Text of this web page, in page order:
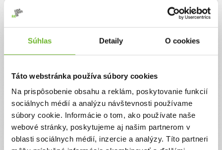
Súhlas Detaily O cookies
Táto webstránka používa súbory cookies
Na prispôsobenie obsahu a reklám, poskytovanie funkcií
sociálnych médií a analýzu návštevnosti používame
súbory cookie. Informácie o tom, ako používate naše
webové stránky, poskytujeme aj našim partnerom v
oblasti sociálnych médií, inzercie a analýzy. Títo partneri
človek, je členom Rotary klubu, celý život pomáhal iným. Robil verejné
zbierky pre školy, za ktoré im kupoval mikroskopy. Celý život bol trénerom
im náhradné rodiny... Dnes však potrebuje našu pomoc on. Potreboval by
mať opäť miesto, kde by mohol byť šťastný, kde by mohol skloniť hlavu
Potreboval by ísť k zubárovi, no nemá na opravu zubov.
ešte aspoň raz zažiarili oči šťastím a aby už na všetko nebol sám.
Za každú pomoc srdečne aj v jeho mene ďakujem.